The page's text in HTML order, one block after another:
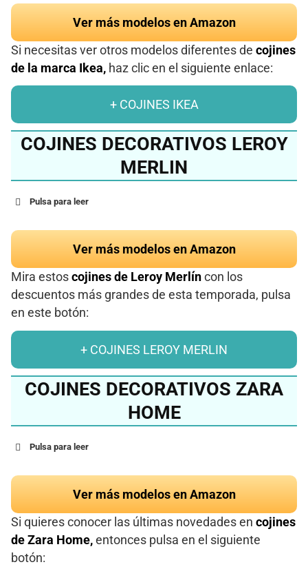
Ver más modelos en Amazon
Si necesitas ver otros modelos diferentes de cojines
de la marca Ikea, haz clic en el siguiente enlace:
+ COJINES IKEA
COJINES DECORATIVOS LEROY
MERLIN
Pulsa para leer
Ver más modelos en Amazon
Mira estos cojines de Leroy Merlín con los
descuentos más grandes de esta temporada, pulsa
en este botón:
+ COJINES LEROY MERLIN
COJINES DECORATIVOS ZARA
HOME
Pulsa para leer
Ver más modelos en Amazon
Si quieres conocer las últimas novedades en cojines
de Zara Home, entonces pulsa en el siguiente
botón: